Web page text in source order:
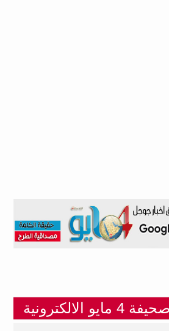
الالكترونية